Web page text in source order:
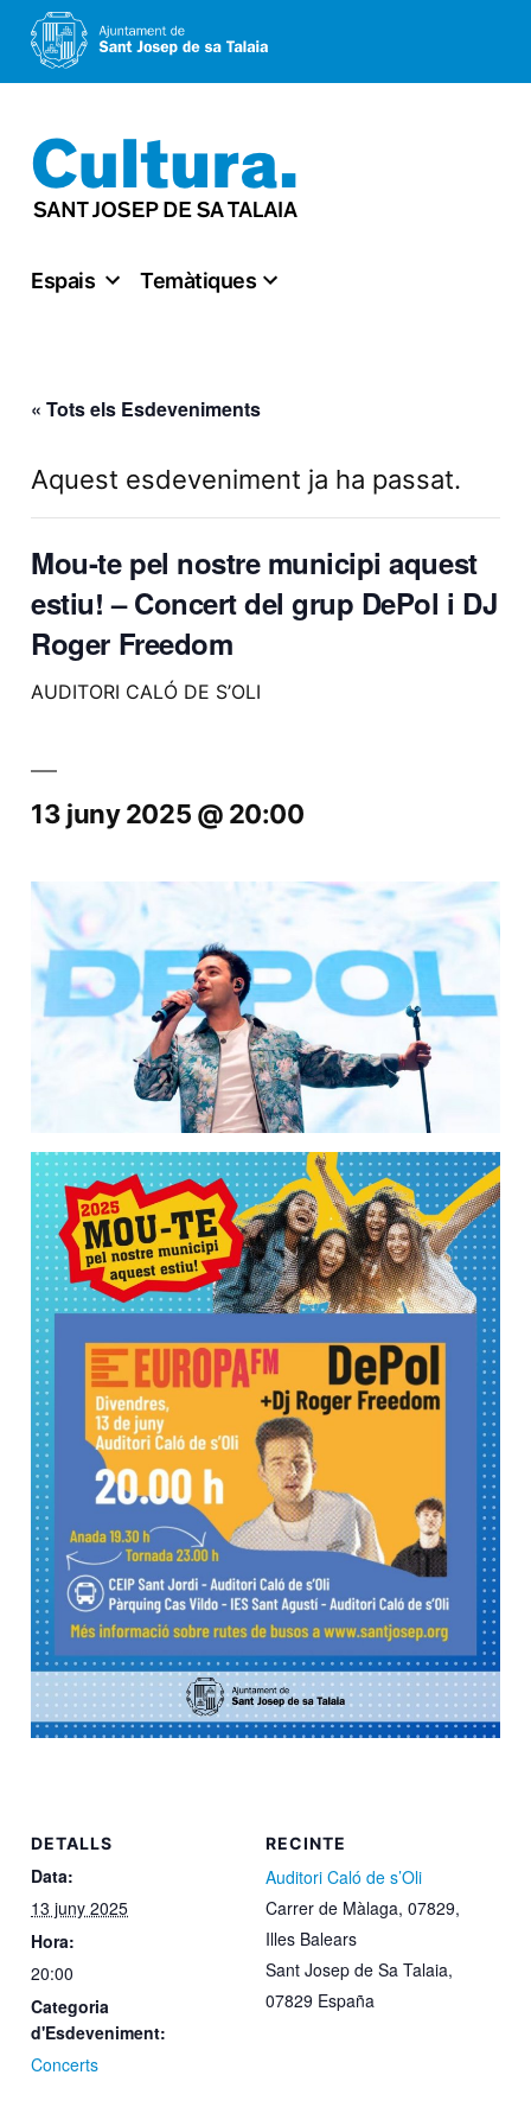
al
contingut
Espais Temàtiques
« Tots els Esdeveniments
Aquest esdeveniment ja ha passat.
Mou-te pel nostre municipi aquest
estiu! – Concert del grup DePol i DJ
Roger Freedom
AUDITORI CALÓ DE S’OLI
13 juny 2025 @ 20:00
DETALLS
Data:
13 juny 2025
Hora:
20:00
Categoria
d'Esdeveniment:
Concerts
RECINTE
Auditori Caló de s’Oli
Carrer de Màlaga, 07829,
Illes Balears
Sant Josep de Sa Talaia,
07829 España